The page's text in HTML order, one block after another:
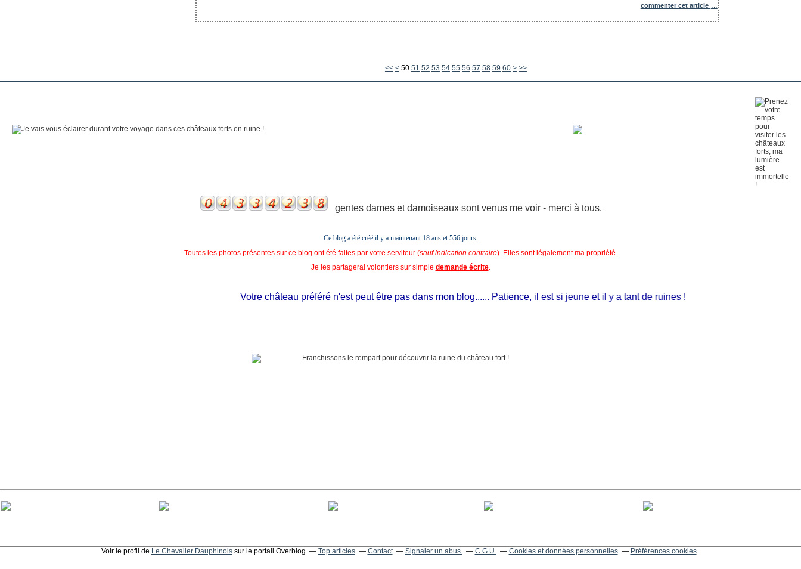
commenter cet article
<< < 10
20
30
40
50 51 52 53 54 55 56 57 58 59 60 > >>
gentes dames et damoiseaux sont venus me voir - merci à tous.
Ce blog a été créé il y a maintenant 18 ans et556 jours.
Toutes les photos présentes sur ce blog ont été faites par votre serviteur (sauf indication contraire). Elles sont légalement ma propriété.
Je les partagerai volontiers sur simple demande écrite.
Votre château préféré n'est peut être pas dans mon blog...... Patience, il est si jeune et il y a tant de ruines !
Voir le profil de Le Chevalier Dauphinoissur le portail Overblog Top articles Contact Signaler un abus C.G.U. Cookies et données personnelles Préférences cookies